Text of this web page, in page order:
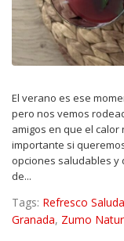
El verano es ese
pero nos vemos
amigos en que el
importante si
opciones saludables y
de...
Tags: Refresco
Granada, Zumo